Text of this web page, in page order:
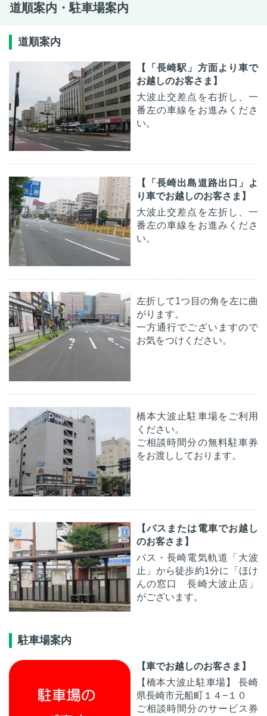
道順案内・駐車場案内
道順案内
【「長崎駅」方面より車で
お越しのお客さま】
大波止交差点を右折し、一
番左の車線をお進みくださ
い。
【「長崎出島道路出口」よ
り車でお越しのお客さま】
大波止交差点を左折し、一
番左の車線をお進みくださ
い。
左折して1つ目の角を左に曲
がります。
一方通行でございますので
お気をつけください。
橋本大波止駐車場をご利用
ください。
ご相談時間分の無料駐車券
をお渡ししております。
【バスまたは電車でお越し
のお客さま】
バス・長崎電気軌道「大波
止」から徒歩約1分に「ほけ
んの窓口 長崎大波止店」
がございます。
駐車場案内
【車でお越しのお客さま】
【橋本大波止駐車場】 長崎
県長崎市元船町１４−１０
ご相談時間分のサービス券